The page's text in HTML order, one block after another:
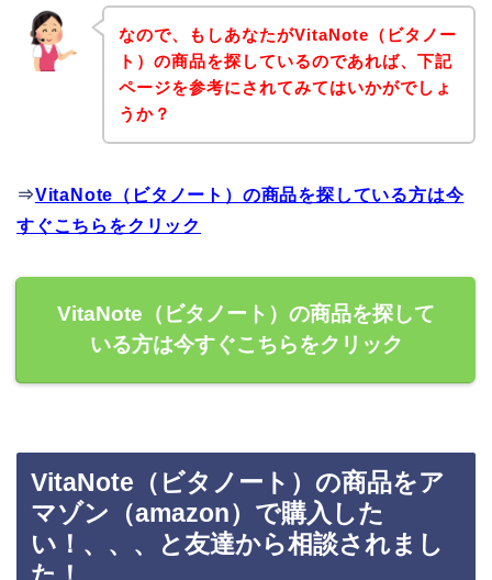
なので、もしあなたがVitaNote（ビタノー
ト）の商品を探しているのであれば、下記
ページを参考にされてみてはいかがでしょ
うか？
⇒VitaNote（ビタノート）の商品を探している方は今
すぐこちらをクリック
VitaNote（ビタノート）の商品を探して
いる方は今すぐこちらをクリック
VitaNote（ビタノート）の商品をア
マゾン（amazon）で購入した
い！、、、と友達から相談されまし